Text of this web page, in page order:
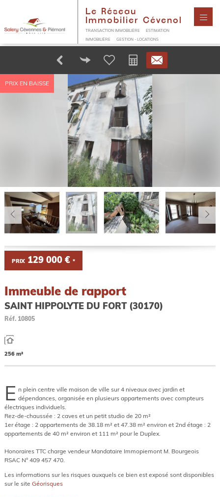
Le Réseau
Immobilier Cévenol
TRANSACTION IMMOBILIÈRE
ESTIMATION
IMMOBILIÈRE
GESTION - LOCATIONS
PRIX EN BAISSE
PRIX129 000 € *
Immeuble de rapport
SAINT HIPPOLYTE DU FORT (30170)
Réf. 10805
256 m²
E n plein centre ville maison de ville sur 4 niveaux avec jardin et
dépendances, organisée en plusieurs appartements avec compteurs
électriques individuels.
Rez-de-chaussée : 2 caves et un petit studio de 20 m²
1er étage : 2 appartements de 38.18 m² et 47.38 m² environ et 2nd étage : 2
appartements de 40 m² environ et 111 m² pour le Duplex.
Honoraires TTC charge vendeur Mandataire Immopiemont M. Bourgeois
RSAC N° 409 457 470.
Les informations sur les risques auxquels ce bien est exposé sont disponibles
sur le site Géorisques